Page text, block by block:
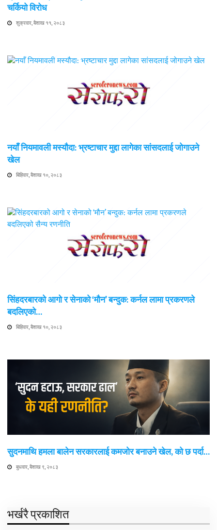
चर्कियो विरोध
शुक्रवार, बैशाख ११, २०८३
नयाँ नियमावली मस्यौदा: भ्रष्टाचार मुद्दा लागेका सांसदलाई जोगाउने
खेल
बिहिवार, बैशाख १०, २०८३
सिंहदरबारको आगो र सेनाको ‘मौन’ बन्दुक: कर्नल लामा प्रकरणले
बदलिएको…
बिहिवार, बैशाख १०, २०८३
सुदनमाथि हमला बालेन सरकारलाई कमजोर बनाउने खेल, को छ पर्दा…
बुधवार, बैशाख ९, २०८३
भर्खरै प्रकाशित